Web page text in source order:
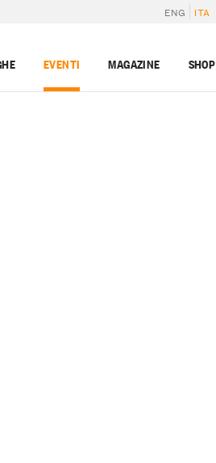
ENG ITA
EVENTI MAGAZINE SHOP